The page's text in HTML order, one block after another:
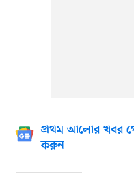
প্রথম আলোর খবর
করুন